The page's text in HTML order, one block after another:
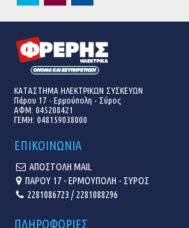
ΚΑΤΑΣΤΗΜΑ ΗΛΕΚΤΡΙΚΩΝ ΣΥΣΚΕΥΩΝ
Πάρου 17 - Ερμούπολη - Σύρος
ΑΦΜ: 045208421
ΓΕΜΗ: 048159038000
ΕΠΙΚΟΙΝΩΝΙΑ
ΑΠΟΣΤΟΛΗ MAIL
ΠΑΡΟΥ 17 - ΕΡΜΟΥΠΟΛΗ - ΣΥΡΟΣ
2281086723 / 2281088296
ΠΛΗΡΟΦΟΡΙΕΣ